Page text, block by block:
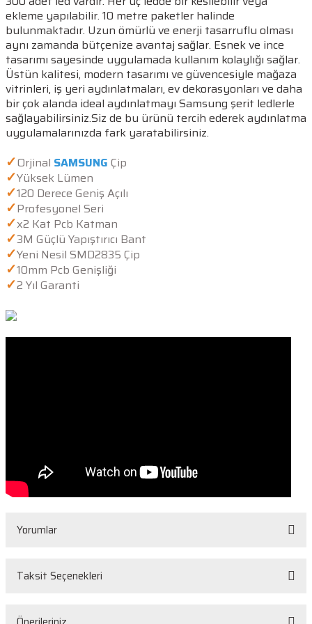
ekleme yapılabilir. 10 metre paketler halinde
bulunmaktadır. Uzun ömürlü ve enerji tasarruflu olması
aynı zamanda bütçenize avantaj sağlar. Esnek ve ince
tasarımı sayesinde uygulamada kullanım kolaylığı sağlar.
Üstün kalitesi, modern tasarımı ve güvencesiyle mağaza
vitrinleri, iş yeri aydınlatmaları, ev dekorasyonları ve daha
bir çok alanda ideal aydınlatmayı Samsung şerit ledlerle
sağlayabilirsiniz.Siz de bu ürünü tercih ederek aydınlatma
uygulamalarınızda fark yaratabilirsiniz.
✓Orjinal SAMSUNG Çip
✓Yüksek Lümen
✓120 Derece Geniş Açılı
✓Profesyonel Seri
✓x2 Kat Pcb Katman
✓3M Güçlü Yapıştırıcı Bant
✓Yeni Nesil SMD2835 Çip
✓10mm Pcb Genişliği
✓2 Yıl Garanti
Yorumlar
Taksit Seçenekleri